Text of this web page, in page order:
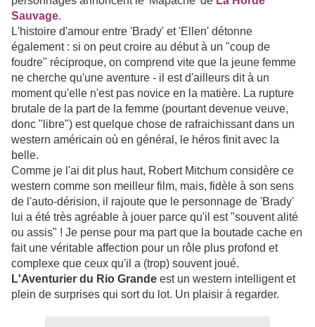
Sauvage.
L'histoire d'amour entre 'Brady' et 'Ellen' détonne
également : si on peut croire au début à un "coup de
foudre" réciproque, on comprend vite que la jeune femme
ne cherche qu'une aventure - il est d'ailleurs dit à un
moment qu'elle n'est pas novice en la matière. La rupture
brutale de la part de la femme (pourtant devenue veuve,
donc "libre") est quelque chose de rafraichissant dans un
western américain où en général, le héros finit avec la
belle.
Comme je l'ai dit plus haut, Robert Mitchum considère ce
western comme son meilleur film, mais, fidèle à son sens
de l'auto-dérision, il rajoute que le personnage de 'Brady'
lui a été très agréable à jouer parce qu'il est "souvent alité
ou assis" ! Je pense pour ma part que la boutade cache en
fait une véritable affection pour un rôle plus profond et
complexe que ceux qu'il a (trop) souvent joué.
L'Aventurier du Rio Grande est un western intelligent et
plein de surprises qui sort du lot. Un plaisir à regarder.